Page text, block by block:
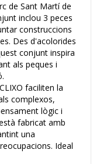
de Sant Martí de
inclou 3 peces
construccions
Des d'acolorides
conjunt inspira
als peques i
faciliten la
complexos,
lògic i
fabricat amb
una
Ideal